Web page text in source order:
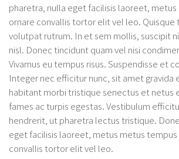
pharetra, nulla eget facilisis laoreet,
ornare convallis tortor elit vel leo. Quisque
volutpat rutrum. In et sem mollis, suscipit
nisl. Donec tincidunt quam vel nisi
Vivamus eu tempus risus. Suspendisse et
Integer nec efficitur nunc, sit amet gravida
habitant morbi tristique senectus et netus
fames ac turpis egestas. Vestibulum
hendrerit, ut pharetra lectus tristique.
eget facilisis laoreet, metus metus
convallis tortor elit vel leo.